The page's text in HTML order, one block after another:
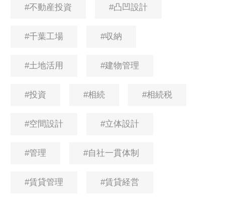
#不動産投資 #凸凹設計
#千葉工場 #収納
#土地活用 #建物管理
#投資 #相続 #相続税
#空間設計 #立体設計
#管理 #自社一貫体制
#賃貸管理 #賃貸経営